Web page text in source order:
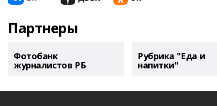
Партнеры
Фотобанк
журналистов РБ
Рубрика "Еда и
напитки"